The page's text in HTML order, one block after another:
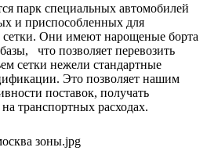
парк специальных автомобилей
и приспособленных для
сетки. Они имеют нарощеные борта
что позволяет перевозить
сетки нежели стандартные
Это позволяет нашим
поставок, получать
транспортных расходах.